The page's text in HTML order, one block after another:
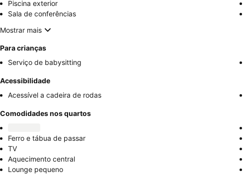
Piscina exterior
Sala de conferências
Mostrar mais
Para crianças
Serviço de babysitting
Acessibilidade
Acessível a cadeira de rodas
Comodidades nos quartos
Ferro e tábua de passar
TV
Aquecimento central
Lounge pequeno